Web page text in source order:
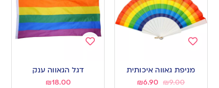
מניפת גאווה איכותית
₪9.00
₪6.90
דגל הגאווה ענק
₪18.00